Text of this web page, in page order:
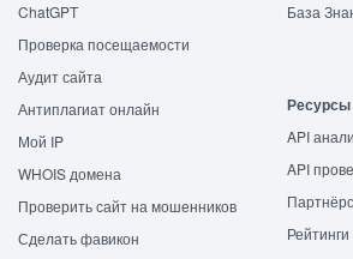
ChatGPT
Проверка посещаемости
Аудит сайта
Антиплагиат онлайн
Мой IP
WHOIS домена
Проверить сайт на мошенников
Сделать фавикон
База
Ресурсы
API
API